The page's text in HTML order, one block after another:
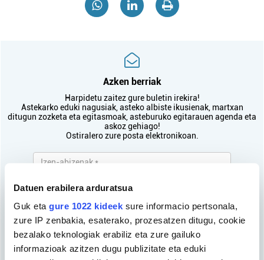
Datuen erabilera arduratsua
Guk eta gure 1022 kideek sure informacio pertsonala,
zure IP zenbakia, esaterako, prozesatzen ditugu, cookie
bezalako teknologiak erabiliz eta zure gailuko
informazioak azitzen dugu publizitate eta eduki
Azken berriak
Harpidetu zaitez gure buletin irekira!
Astekarko eduki nagusiak, asteko albiste ikusienak, martxan
ditugun zozketa eta egitasmoak, asteburuko egitarauen agenda eta
askoz gehiago!
Ostiralero zure posta elektronikoan.
Pribatutasun Politikairakurri eta onartzen
dut.